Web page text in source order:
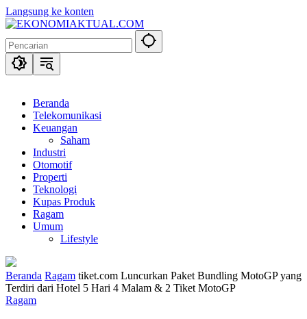
Langsung ke konten
Beranda
Telekomunikasi
Keuangan
Saham
Industri
Otomotif
Properti
Teknologi
Kupas Produk
Ragam
Umum
Lifestyle
Beranda Ragam tiket.com Luncurkan Paket Bundling MotoGP yang
Terdiri dari Hotel 5 Hari 4 Malam & 2 Tiket MotoGP
Ragam